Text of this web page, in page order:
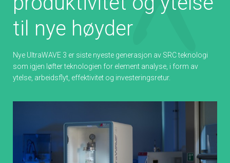
til nye høyder
Nye UltraWAVE 3 er siste nyeste generasjon av SRC teknologi
som igjen løfter teknologien for element analyse, i form av
ytelse, arbeidsflyt, effektivitet og investeringsretur.